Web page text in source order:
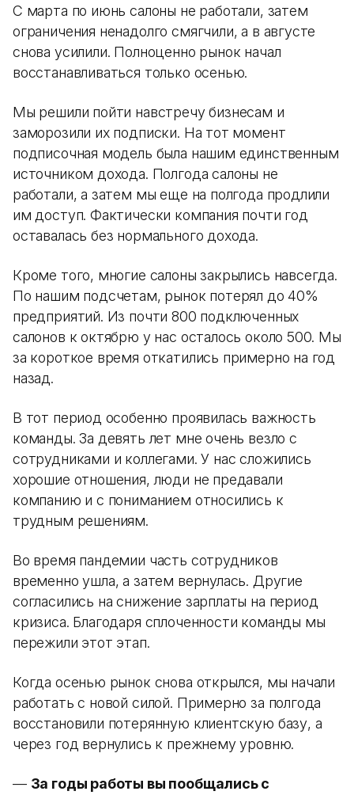
С марта по июнь салоны не работали, затем
ограничения ненадолго смягчили, а в августе
снова усилили. Полноценно рынок начал
восстанавливаться только осенью.
Мы решили пойти навстречу бизнесам и
заморозили их подписки. На тот момент
подписочная модель была нашим единственным
источником дохода. Полгода салоны не
работали, а затем мы еще на полгода продлили
им доступ. Фактически компания почти год
оставалась без нормального дохода.
Кроме того, многие салоны закрылись навсегда.
По нашим подсчетам, рынок потерял до 40%
предприятий. Из почти 800 подключенных
салонов к октябрю у нас осталось около 500. Мы
за короткое время откатились примерно на год
назад.
В тот период особенно проявилась важность
команды. За девять лет мне очень везло с
сотрудниками и коллегами. У нас сложились
хорошие отношения, люди не предавали
компанию и с пониманием относились к
трудным решениям.
Во время пандемии часть сотрудников
временно ушла, а затем вернулась. Другие
согласились на снижение зарплаты на период
кризиса. Благодаря сплоченности команды мы
пережили этот этап.
Когда осенью рынок снова открылся, мы начали
работать с новой силой. Примерно за полгода
восстановили потерянную клиентскую базу, а
через год вернулись к прежнему уровню.
— За годы работы вы пообщались с